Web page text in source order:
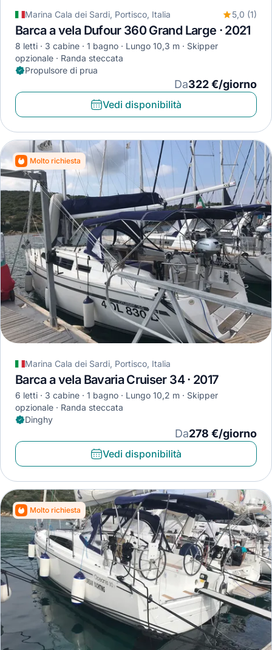
Marina Cala dei Sardi, Portisco, Italia 5,0 (1)
Barca a vela Dufour 360 Grand Large · 2021
8 letti 3 cabine 1 bagno Lungo 10,3 m
Skipper
opzionale
Randa steccata
Propulsore di prua
Da322 €/giorno
Vedi disponibilità
Molto richiesta
Marina Cala dei Sardi, Portisco, Italia
Barca a vela Bavaria Cruiser 34 · 2017
6 letti 3 cabine 1 bagno Lungo 10,2 m
Skipper
opzionale
Randa steccata
Dinghy
Da278 €/giorno
Vedi disponibilità
Molto richiesta